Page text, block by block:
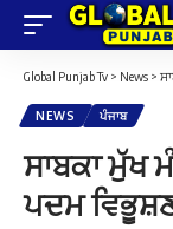
Global Punjab Tv > News >
NEWS ਪੰਜਾਬ
ਸਾਬਕਾ ਮੁੱਖ
ਪਦਮ